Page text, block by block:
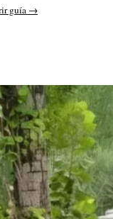
guía →